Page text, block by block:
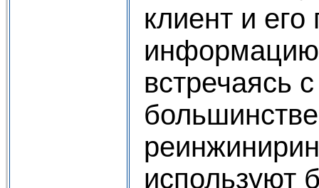
клиент и
встречаясь
используют